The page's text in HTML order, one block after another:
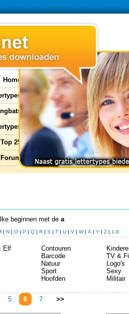
Home
Top 25
Forum
beginnen met de a
| N | O | P | Q | R | S | T | U | V | W| X | Y | Z | 1-9
Elf
Contouren
Barcode
Natuur
Sport
Hoofden
TV &
Logo's
Sexy
Militair
5 6 7 >>